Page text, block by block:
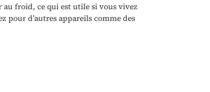
au froid, ce qui est utile si vous vivez
pour d’autres appareils comme des